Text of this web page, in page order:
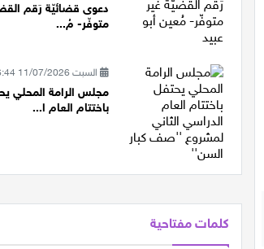
دعوى قضائيّة رَقم
متوفّر- مُ...
السبت 11/07/2026 16:44
مجلس الرامة المحلي
باختتام العام ا...
كلمات مفتاحية